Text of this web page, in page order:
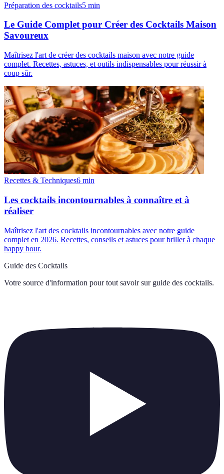
Préparation des cocktails5 min
Le Guide Complet pour Créer des Cocktails Maison
Savoureux
Maîtrisez l'art de créer des cocktails maison avec notre guide
complet. Recettes, astuces, et outils indispensables pour réussir à
coup sûr.
Recettes & Techniques6 min
Les cocktails incontournables à connaître et à
réaliser
Maîtrisez l'art des cocktails incontournables avec notre guide
complet en 2026. Recettes, conseils et astuces pour briller à chaque
happy hour.
Guide des Cocktails
Votre source d'information pour tout savoir sur guide des cocktails.